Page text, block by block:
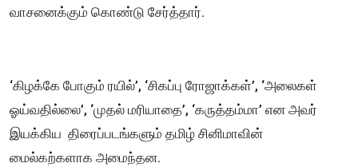
வாசனைக்கும் கொண்டு சேர்த்தார்.
‘கிழக்கே போகும் ரயில்’, ‘சிகப்பு ரோஜாக்கள்’, ‘அலைகள்
ஓய்வதில்லை’, ‘முதல் மரியாதை’, ‘கருத்தம்மா’ என அவர்
இயக்கிய திரைப்படங்களும் தமிழ் சினிமாவின்
மைல்கற்களாக அமைந்தன.